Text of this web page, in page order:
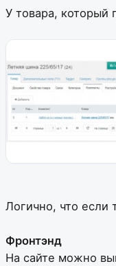
У товара, который
Логично, что если
Фронтэнд
На сайте можно